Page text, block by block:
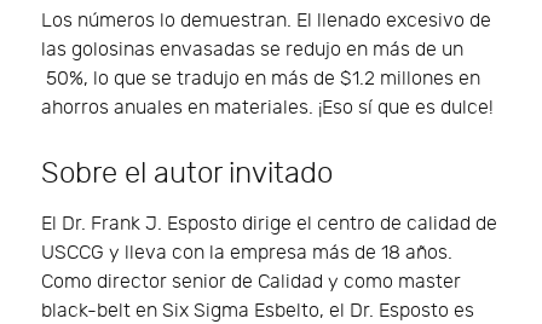
Los números lo demuestran. El llenado excesivo de
las golosinas envasadas se redujo en más de un
50%, lo que se tradujo en más de $1.2 millones en
ahorros anuales en materiales. ¡Eso sí que es dulce!
Sobre el autor invitado
El Dr. Frank J. Esposto dirige el centro de calidad de
USCCG y lleva con la empresa más de 18 años.
Como director senior de Calidad y como master
black-belt en Six Sigma Esbelto, el Dr. Esposto es